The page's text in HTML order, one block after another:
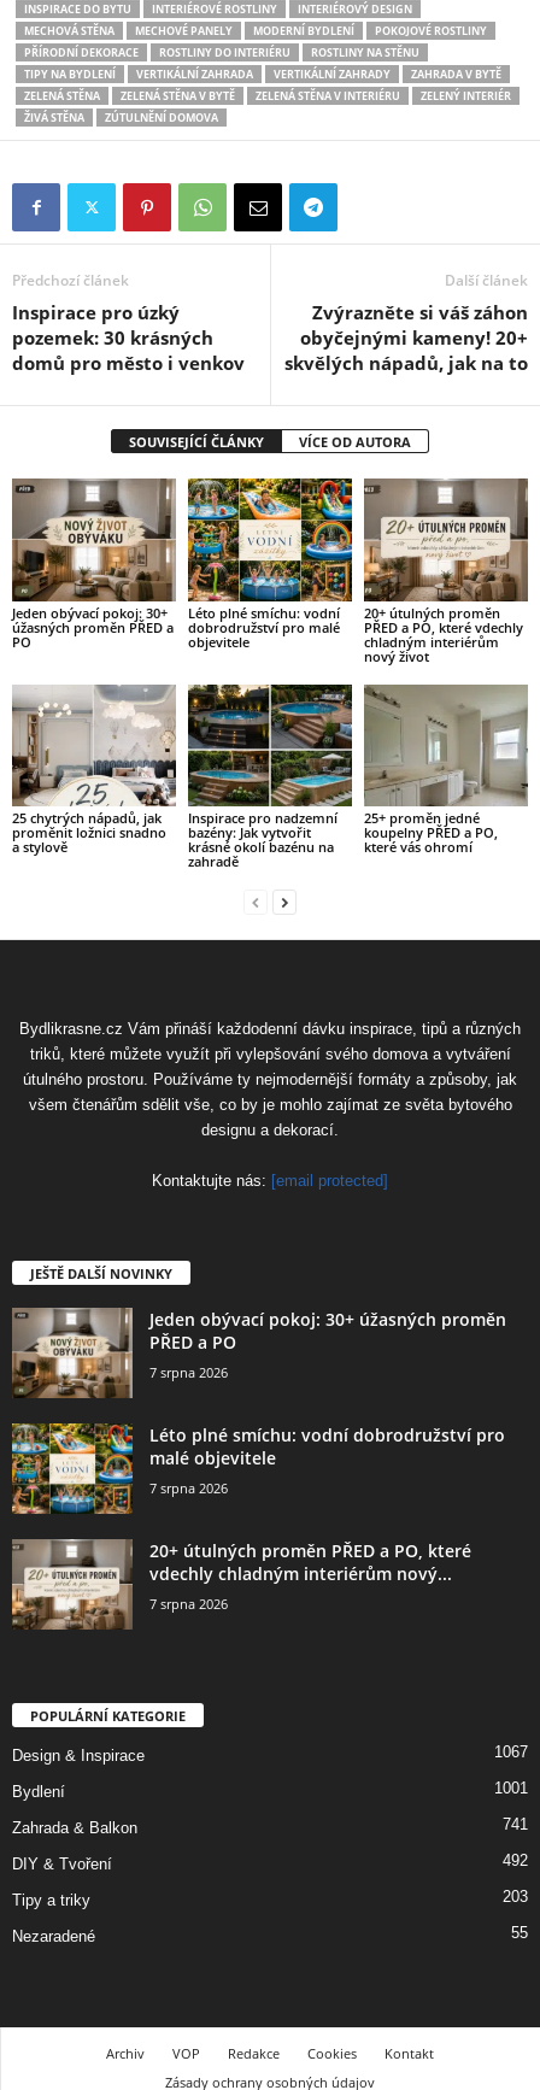
INSPIRACE DO BYTU
INTERIÉROVÉ ROSTLINY
INTERIÉROVÝ DESIGN
MECHOVÁ STĚNA
MECHOVÉ PANELY MODERNÍ BYDLENÍ
POKOJOVÉ ROSTLINY
PŘÍRODNÍ DEKORACE
ROSTLINY DO INTERIÉRU
ROSTLINY NA STĚNU
TIPY NA BYDLENÍ
VERTIKÁLNÍ ZAHRADA VERTIKÁLNÍ ZAHRADY
ZAHRADA V BYTĚ
ZELENÁ STĚNA
ZELENÁ STĚNA V BYTĚ ZELENÁ STĚNA V INTERIÉRU
ZELENÝ INTERIÉR
ŽIVÁ STĚNA
ZÚTULNĚNÍ DOMOVA
Předchozí článek
Inspirace pro úzký
pozemek: 30 krásných
domů pro město i venkov
Další článek
Zvýrazněte si váš záhon
obyčejnými kameny! 20+
skvělých nápadů, jak na to
SOUVISEJÍCÍ ČLÁNKY VÍCE OD AUTORA
Jeden obývací pokoj: 30+
úžasných proměn PŘED a
PO
Léto plné smíchu: vodní
dobrodružství pro malé
objevitele
20+ útulných proměn
PŘED a PO, které vdechly
chladným interiérům
nový život
25 chytrých nápadů, jak
proměnit ložnici snadno
a stylově
Inspirace pro nadzemní
bazény: Jak vytvořit
krásné okolí bazénu na
zahradě
25+ proměn jedné
koupelny PŘED a PO,
které vás ohromí
Bydlikrasne.cz Vám přináší každodenní dávku inspirace, tipů a různých
triků, které můžete využít při vylepšování svého domova a vytváření
útulného prostoru. Používáme ty nejmodernější formáty a způsoby, jak
všem čtenářům sdělit vše, co by je mohlo zajímat ze světa bytového
designu a dekorací.
Kontaktujte nás: [email protected]
JEŠTĚ DALŠÍ NOVINKY
Jeden obývací pokoj: 30+ úžasných proměn
PŘED a PO
7 srpna 2026
Léto plné smíchu: vodní dobrodružství pro
malé objevitele
7 srpna 2026
20+ útulných proměn PŘED a PO, které
vdechly chladným interiérům nový...
7 srpna 2026
POPULÁRNÍ KATEGORIE
Design & Inspirace 1067
Bydlení 1001
Zahrada & Balkon 741
DIY & Tvoření 492
Tipy a triky 203
Nezaradené 55
Archiv VOP Redakce Cookies
Kontakt
Zásady ochrany osobných údajov